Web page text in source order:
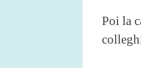
Poi la